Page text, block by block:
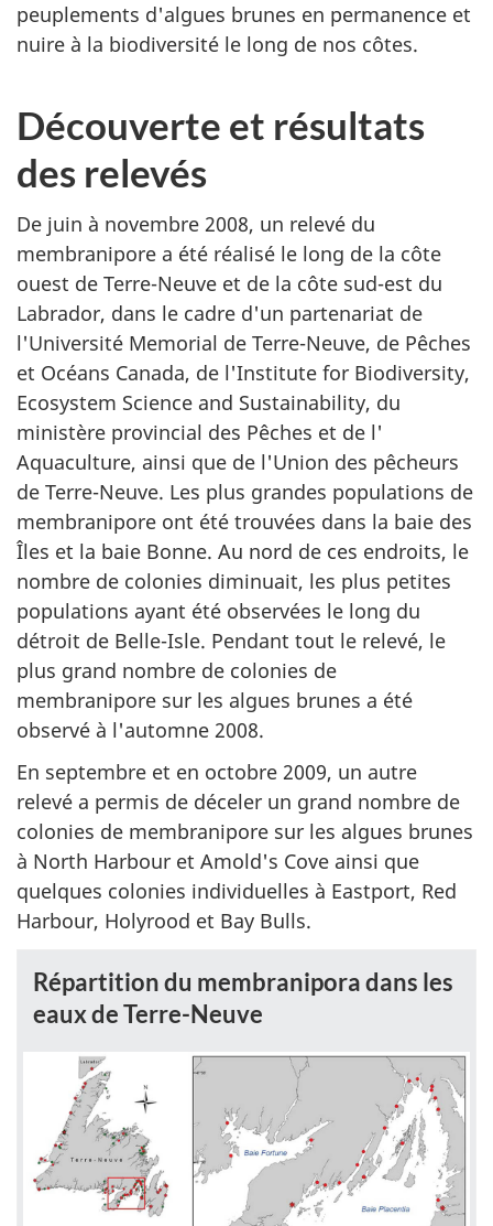
peuplements d'algues brunes en permanence et
nuire à la biodiversité le long de nos côtes.
Découverte et résultats
des relevés
De juin à novembre 2008, un relevé du
membranipore a été réalisé le long de la côte
ouest de Terre-Neuve et de la côte sud-est du
Labrador, dans le cadre d'un partenariat de
l'Université Memorial de Terre-Neuve, de Pêches
et Océans Canada, de l'Institute for Biodiversity,
Ecosystem Science and Sustainability, du
ministère provincial des Pêches et de l'
Aquaculture, ainsi que de l'Union des pêcheurs
de Terre-Neuve. Les plus grandes populations de
membranipore ont été trouvées dans la baie des
Îles et la baie Bonne. Au nord de ces endroits, le
nombre de colonies diminuait, les plus petites
populations ayant été observées le long du
détroit de Belle-Isle. Pendant tout le relevé, le
plus grand nombre de colonies de
membranipore sur les algues brunes a été
observé à l'automne 2008.
En septembre et en octobre 2009, un autre
relevé a permis de déceler un grand nombre de
colonies de membranipore sur les algues brunes
à North Harbour et Amold's Cove ainsi que
quelques colonies individuelles à Eastport, Red
Harbour, Holyrood et Bay Bulls.
Répartition du membranipora dans les
eaux de Terre-Neuve